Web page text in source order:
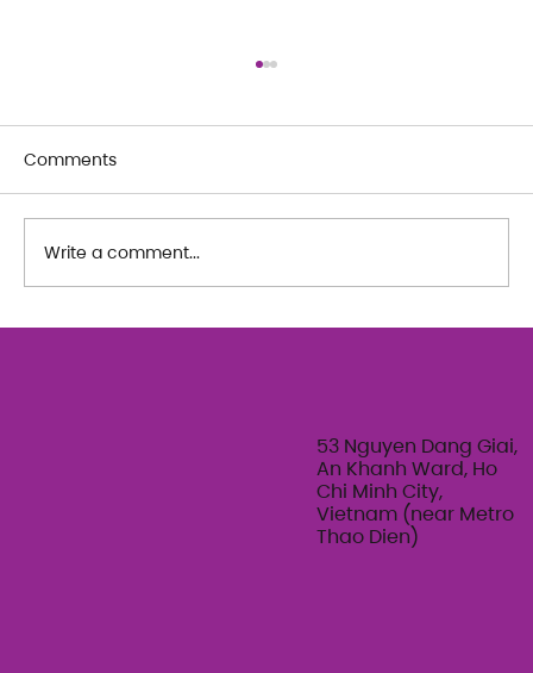
Comments
Write a comment...
53 Nguyen Dang Giai,
An Khanh Ward, Ho
Chi Minh City,
Vietnam (near Metro
Thao Dien)